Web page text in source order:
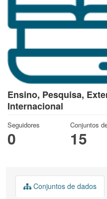
Ensino, Pesquisa,
Internacional
Seguidores
0
Conjuntos
15
Conjuntos de dados